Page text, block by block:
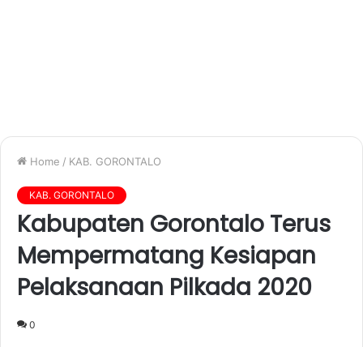
Home / KAB. GORONTALO
KAB. GORONTALO
Kabupaten Gorontalo Terus
Mempermatang Kesiapan
Pelaksanaan Pilkada 2020
0